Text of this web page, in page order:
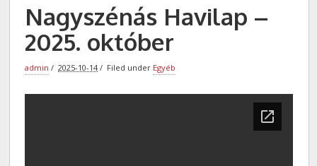
Nagyszénás Havilap –
2025. október
admin 2025-10-14 Filed under Egyéb